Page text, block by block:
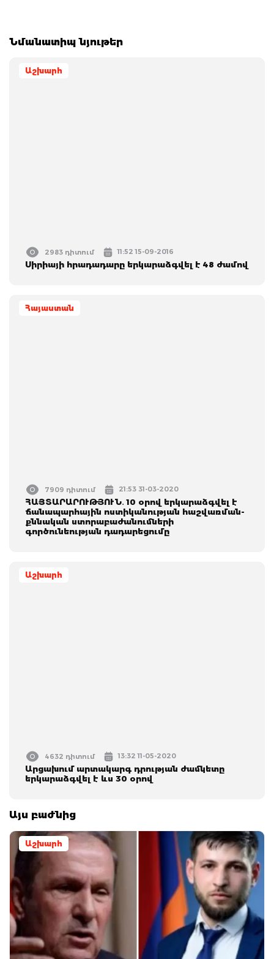
Նմանատիպ նյութեր
Աշխարհ
2983 դիտում 11:52 15-09-2016
Սիրիայի հրադադարը երկարաձգվել է 48 ժամով
Հայաստան
7909 դիտում 21:53 31-03-2020
ՀԱՅՏԱՐԱՐՈՒԹՅՈՒՆ․ 10 օրով երկարաձգվել է
ճանապարհային ոստիկանության հաշվառման-
քննական ստորաբաժանումների
գործունեության դադարեցումը
Աշխարհ
4632 դիտում 13:32 11-05-2020
Արցախում արտակարգ դրության ժամկետը
երկարաձգվել է ևս 30 օրով
Այս բաժնից
Աշխարհ